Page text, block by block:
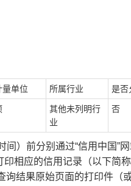
量单位 所属行业 是否
其他未列明行
业
否
）前分别通过“信用中国”
相应的信用记录（以下简
结果原始页面的打印件（